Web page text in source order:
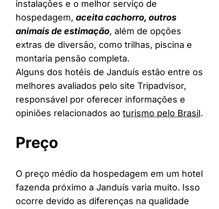
instalações e o melhor serviço de
hospedagem, aceita cachorro, outros
animais de estimação, além de opções
extras de diversão, como trilhas, piscina e
montaria pensão completa.
Alguns dos hotéis de Janduís estão entre os
melhores avaliados pelo site Tripadvisor,
responsável por oferecer informações e
opiniões relacionados ao turismo pelo Brasil.
Preço
O preço médio da hospedagem em um hotel
fazenda próximo a Janduís varia muito. Isso
ocorre devido as diferenças na qualidade